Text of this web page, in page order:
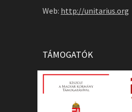
Web: http://unitarius.org
TÁMOGATÓK